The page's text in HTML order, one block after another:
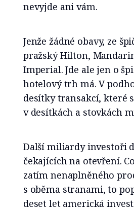
nevyjde ani vám.
Jenže žádné obavy, ze
pražský Hilton,
Imperial. Jde ale jen o
hotelový trh má. V
desítky transakcí, které
v desítkách a stovkách
Další miliardy investoři
čekajících na otevření.
zatím nenaplněného
s oběma stranami, to
deset let americká